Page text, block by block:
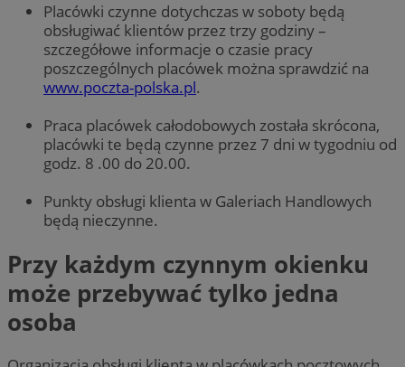
Placówki czynne dotychczas w soboty będą
obsługiwać klientów przez trzy godziny –
szczegółowe informacje o czasie pracy
poszczególnych placówek można sprawdzić na
www.poczta-polska.pl.
Praca placówek całodobowych została skrócona,
placówki te będą czynne przez 7 dni w tygodniu od
godz. 8 .00 do 20.00.
Punkty obsługi klienta w Galeriach Handlowych
będą nieczynne.
Przy każdym czynnym okienku
może przebywać tylko jedna
osoba